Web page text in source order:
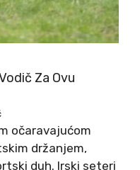
Za Ovu
očaravajućom
držanjem,
duh. Irski seteri